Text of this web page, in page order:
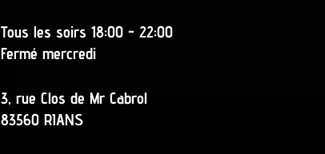
Tous les soirs 18:00 - 22:00
Fermé mercredi
3, rue Clos de Mr Cabrol
83560 RIANS